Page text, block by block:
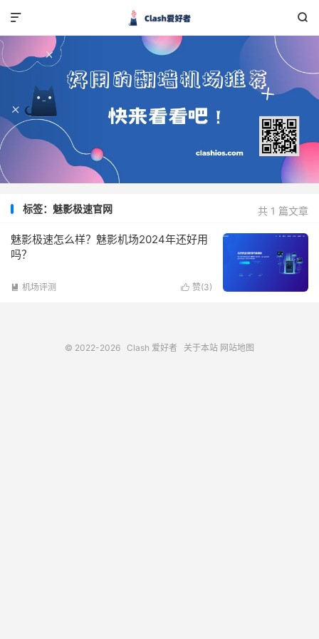


共 1 篇文章
标签：魅影极速官网
魅影极速怎么样？魅影机场2024年还好用
吗？
 赞(3)
 机场评测
© 2022-2026 Clash 爱好者 关于本站 网站地图